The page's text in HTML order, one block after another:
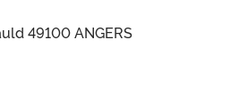
49100 ANGERS